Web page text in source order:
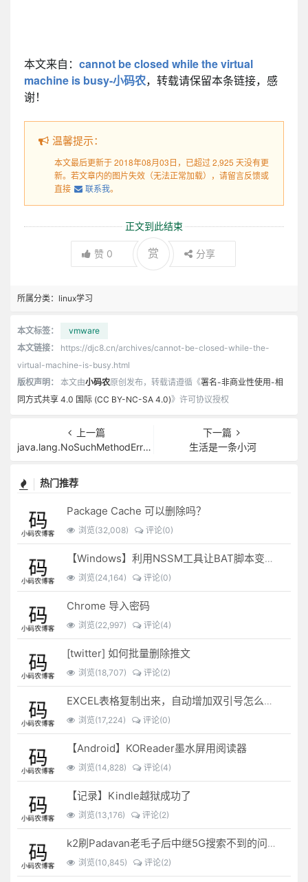
本文来自： cannot be closed while the virtual
machine is busy-小码农，转载请保留本条链接，感
谢！
温馨提示：
本文最后更新于 2018年08月03日，已超过 2,925 天没有更
新。若文章内的图片失效（无法正常加载），请留言反馈或
直接
联系我。
正文到此结束
赞 0 赏 分享
所属分类： linux学习
本文标签：
vmware
本文链接：
https://djc8.cn/archives/cannot-be-closed-while-the-
virtual-machine-is-busy.html
版权声明：
本文由小码农原创发布，转载请遵循《署名-非商业性使用-相
同方式共享 4.0 国际 (CC BY-NC-SA 4.0)》许可协议授权
上一篇
java.lang.NoSuchMethodError: org.apache.poi.hssf.usermodel.HSSFSheet.autoSizeColumn(I)V
下一篇
生活是一条小河
热门推荐
Package Cache 可以删除吗？
浏览(32,008) 评论(0)
【Windows】利用NSSM工具让BAT脚本变成后台服务
浏览(24,164) 评论(0)
Chrome 导入密码
浏览(22,997) 评论(4)
[twitter] 如何批量删除推文
浏览(18,707) 评论(2)
EXCEL表格复制出来，自动增加双引号怎么解决？
浏览(17,224) 评论(0)
【Android】KOReader墨水屏用阅读器
浏览(14,828) 评论(4)
【记录】Kindle越狱成功了
浏览(13,176) 评论(2)
k2刷Padavan老毛子后中继5G搜索不到的问题解决
浏览(10,845) 评论(2)